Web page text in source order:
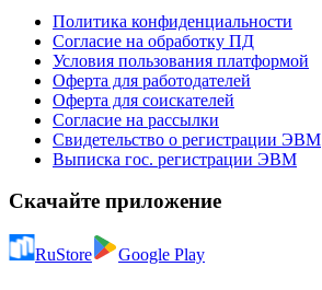
Политика конфиденциальности
Согласие на обработку ПД
Условия пользования платформой
Оферта для работодателей
Оферта для соискателей
Согласие на рассылки
Свидетельство о регистрации ЭВМ
Выписка гос. регистрации ЭВМ
Скачайте приложение
RuStore Google Play